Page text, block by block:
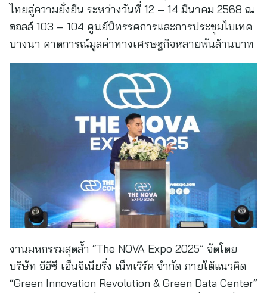
ไทยสู่ความยั่งยืน ระหว่างวันที่ 12 – 14 มีนาคม 2568 ณ
ฮอลล์ 103 – 104 ศูนย์นิทรรศการและการประชุมไบเทค
บางนา คาดการณ์มูลค่าทางเศรษฐกิจหลายพันล้านบาท
งานมหกรรมสุดล้ำ “The NOVA Expo 2025” จัดโดย
บริษัท อีอีซี เอ็นจิเนียริ่ง เน็ทเวิร์ค จำกัด ภายใต้แนวคิด
“Green Innovation Revolution & Green Data Center”